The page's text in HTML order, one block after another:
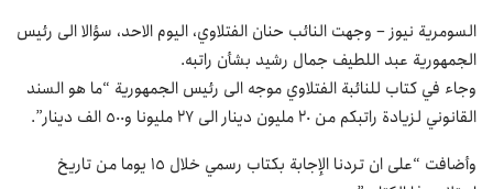
السومرية نيوز – وجهت النائب حنان الفتلاوي، اليوم الاحد، سؤالا الى رئيس
الجمهورية عبد اللطيف جمال رشيد بشأن راتبه.
وجاء في كتاب للنائبة الفتلاوي موجه الى رئيس الجمهورية “ما هو السند
القانوني لزيادة راتبكم من 20 مليون دينار الى 27 مليونا و500 الف دينار”.
وأضافت “على ان تردنا الإجابة بكتاب رسمي خلال 15 يوما من تاريخ